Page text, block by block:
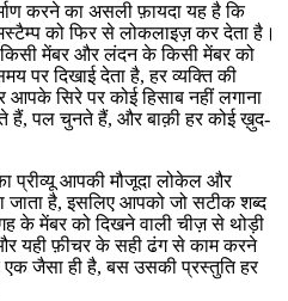
करने का असली फ़ायदा यह है कि
को फिर से लोकलाइज़ कर देता है।
किसी मेंबर और लंदन के किसी मेंबर को
पर दिखाई देता है, हर व्यक्ति की
आपके सिरे पर कोई हिसाब नहीं लगाना
हैं, पल चुनते हैं, और बाक़ी हर कोई ख़ुद-
प्रीव्यू आपकी मौजूदा लोकेल और
जाता है, इसलिए आपको जो सटीक शब्द
के मेंबर को दिखने वाली चीज़ से थोड़ी
यही फ़ीचर के सही ढंग से काम करने
जैसा ही है, बस उसकी प्रस्तुति हर